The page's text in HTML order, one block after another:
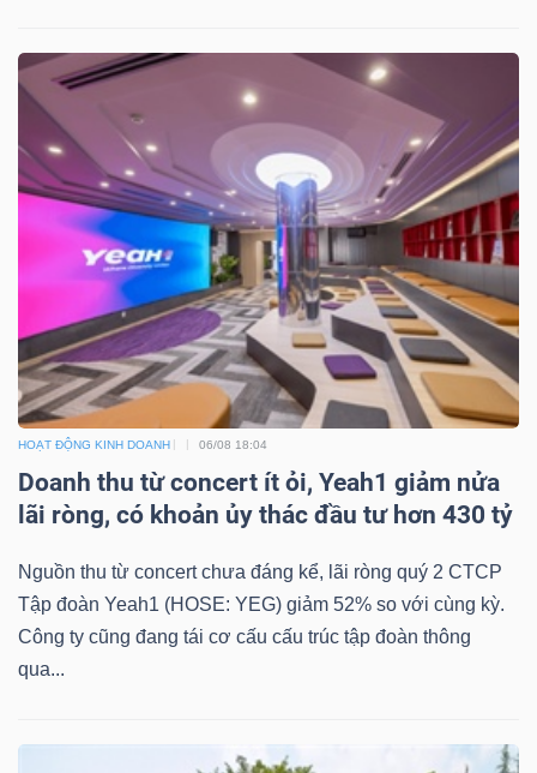
HOẠT ĐỘNG KINH DOANH 06/08 18:04
Doanh thu từ concert ít ỏi, Yeah1 giảm nửa
lãi ròng, có khoản ủy thác đầu tư hơn 430 tỷ
Nguồn thu từ concert chưa đáng kể, lãi ròng quý 2 CTCP
Tập đoàn Yeah1 (HOSE: YEG) giảm 52% so với cùng kỳ.
Công ty cũng đang tái cơ cấu cấu trúc tập đoàn thông
qua...